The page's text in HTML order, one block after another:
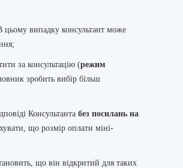
цьому випадку консультант може
за консультацію (режим
зробить вибір більш
Консультанта без посилань на
що розмір оплати міні-
що він відкритий для таких